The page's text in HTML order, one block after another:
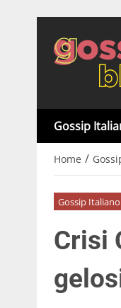
Gossip
Home /
Gossip Italiano
Crisi